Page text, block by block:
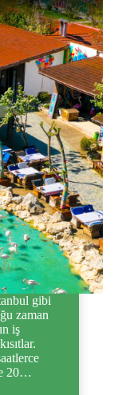
gibi
zaman
iş
20…